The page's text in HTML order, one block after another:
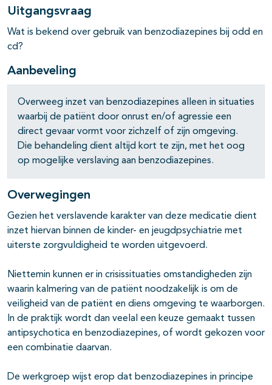
open- en dichtklappen
Uitgangsvraag
Wat is bekend over gebruik van benzodiazepines bij odd en
cd?
Aanbeveling
Overweeg inzet van benzodiazepines alleen in situaties
waarbij de patiënt door onrust en/of agressie een
direct gevaar vormt voor zichzelf of zijn omgeving.
Die behandeling dient altijd kort te zijn, met het oog
op mogelijke verslaving aan benzodiazepines.
Overwegingen
Gezien het verslavende karakter van deze medicatie dient
inzet hiervan binnen de kinder- en jeugdpsychiatrie met
uiterste zorgvuldigheid te worden uitgevoerd.
Niettemin kunnen er in crisissituaties omstandigheden zijn
waarin kalme­ring van de patiënt noodzakelijk is om de
veiligheid van de patiënt en diens omgeving te waarborgen.
In de praktijk wordt dan veelal een keuze gemaakt tussen
antipsychotica en benzodiazepines, of wordt gekozen voor
een combinatie daarvan.
De werkgroep wijst erop dat benzodiazepines in principe